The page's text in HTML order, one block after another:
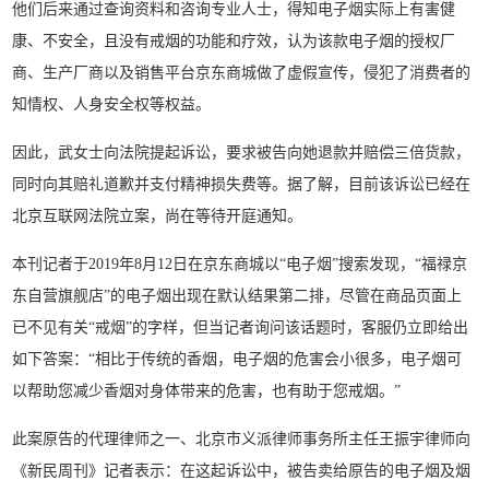
他们后来通过查询资料和咨询专业人士，得知电子烟实际上有害健
康、不安全，且没有戒烟的功能和疗效，认为该款电子烟的授权厂
商、生产厂商以及销售平台京东商城做了虚假宣传，侵犯了消费者的
知情权、人身安全权等权益。
因此，武女士向法院提起诉讼，要求被告向她退款并赔偿三倍货款，
同时向其赔礼道歉并支付精神损失费等。据了解，目前该诉讼已经在
北京互联网法院立案，尚在等待开庭通知。
本刊记者于2019年8月12日在京东商城以“电子烟”搜索发现，“福禄京
东自营旗舰店”的电子烟出现在默认结果第二排，尽管在商品页面上
已不见有关“戒烟”的字样，但当记者询问该话题时，客服仍立即给出
如下答案：“相比于传统的香烟，电子烟的危害会小很多，电子烟可
以帮助您减少香烟对身体带来的危害，也有助于您戒烟。”
此案原告的代理律师之一、北京市义派律师事务所主任王振宇律师向
《新民周刊》记者表示：在这起诉讼中，被告卖给原告的电子烟及烟